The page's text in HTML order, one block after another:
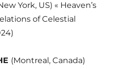
York, US) « Heaven’s
of Celestial
(Montreal, Canada)